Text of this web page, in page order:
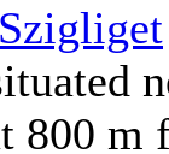
800